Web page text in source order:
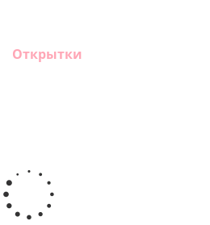
Открытки
гелиевый
цифра 1
(40х102